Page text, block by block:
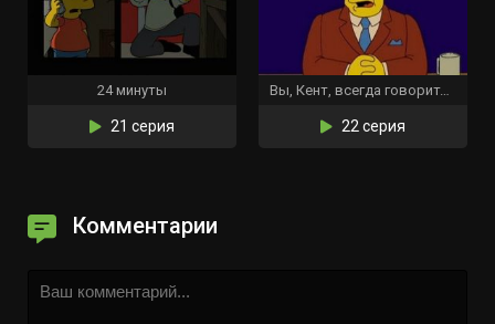
24 минуты
21 серия
Вы, Кент, всегда говорите, что хотите
22 серия
Комментарии